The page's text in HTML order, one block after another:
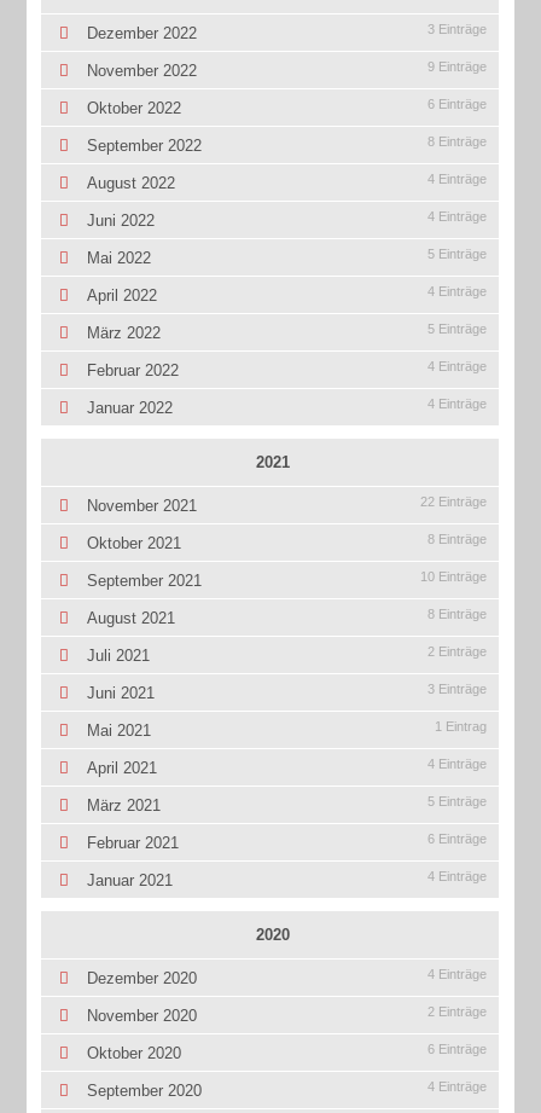
Dezember 2022 3 Einträge
November 2022 9 Einträge
Oktober 2022 6 Einträge
September 2022 8 Einträge
August 2022 4 Einträge
Juni 2022 4 Einträge
Mai 2022 5 Einträge
April 2022 4 Einträge
März 2022 5 Einträge
Februar 2022 4 Einträge
Januar 2022 4 Einträge
2021
November 2021 22 Einträge
Oktober 2021 8 Einträge
September 2021 10 Einträge
August 2021 8 Einträge
Juli 2021 2 Einträge
Juni 2021 3 Einträge
Mai 2021 1 Eintrag
April 2021 4 Einträge
März 2021 5 Einträge
Februar 2021 6 Einträge
Januar 2021 4 Einträge
2020
Dezember 2020 4 Einträge
November 2020 2 Einträge
Oktober 2020 6 Einträge
September 2020 4 Einträge